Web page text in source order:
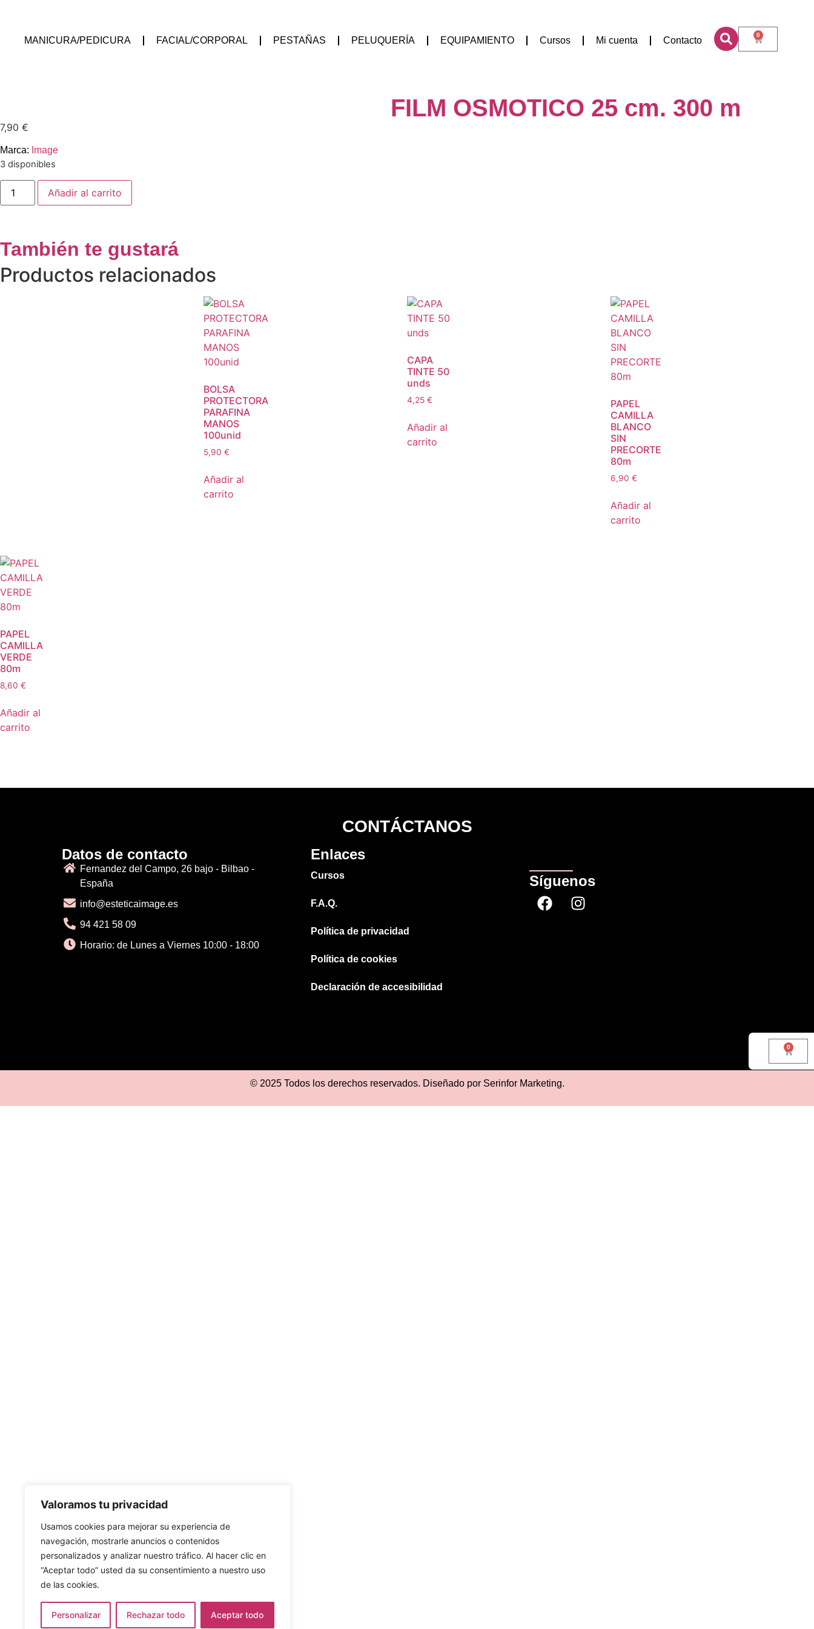
Valoramos tu privacidad
Usamos cookies para mejorar su experiencia de
navegación, mostrarle anuncios o contenidos
personalizados y analizar nuestro tráfico. Al hacer clic en
“Aceptar todo” usted da su consentimiento a nuestro uso
de las cookies.
Personalizar Rechazar todo Aceptar todo
0
MANICURA/PEDICURA FACIAL/CORPORAL PESTAÑAS PELUQUERÍA EQUIPAMIENTO Cursos Mi cuenta Contacto
0
FILM OSMOTICO 25 cm. 300 m
7,90 €
Marca: Image
3 disponibles
Añadir al carrito
También te gustará
Productos relacionados
BOLSA
PROTECTORA
PARAFINA
MANOS
100unid
5,90 €
Añadir al
carrito
CAPA
TINTE 50
unds
4,25 €
Añadir al
carrito
PAPEL
CAMILLA
BLANCO
SIN
PRECORTE
80m
6,90 €
Añadir al
carrito
PAPEL
CAMILLA
VERDE
80m
8,60 €
Añadir al
carrito
CONTÁCTANOS
Datos de contacto
Fernandez del Campo, 26 bajo - Bilbao -
España
info@esteticaimage.es
94 421 58 09
Horario: de Lunes a Viernes 10:00 - 18:00
Enlaces
Cursos
F.A.Q.
Política de privacidad
Política de cookies
Declaración de accesibilidad
Síguenos
© 2025 Todos los derechos reservados. Diseñado por Serinfor Marketing.